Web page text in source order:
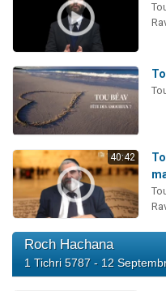
40:42
Roch Hachana
1 Tichri 5787 - 12